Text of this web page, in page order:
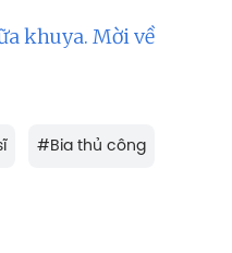
khuya. Mời về
#Bia thủ công